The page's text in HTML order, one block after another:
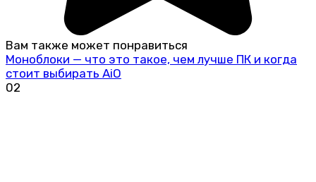
Вам также может понравиться
Моноблоки — что это такое, чем лучше ПК и когда
стоит выбирать AiO
02